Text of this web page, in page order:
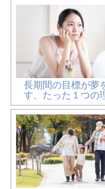
長期間の目標が夢
す、たった１つの